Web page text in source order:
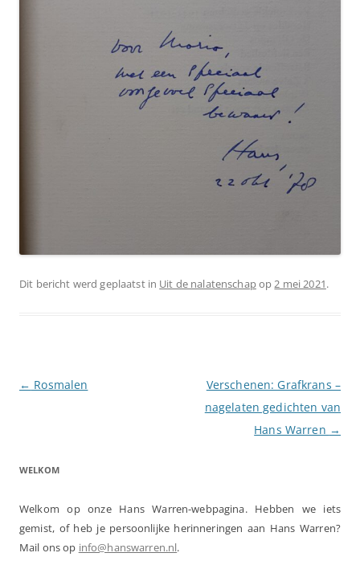
Dit bericht werd geplaatst in Uit de nalatenschapop2 mei 2021.
Berichtnavigatie
← Rosmalen
Verschenen: Grafkrans –
nagelaten gedichten van
Hans Warren →
WELKOM
Welkom op onze Hans Warren-webpagina. Hebben we iets
gemist, of heb je persoonlijke herinneringen aan Hans Warren?
Mail ons op info@hanswarren.nl.